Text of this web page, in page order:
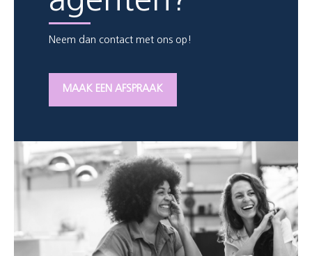
Neem dan contact met ons op!
MAAK EEN AFSPRAAK